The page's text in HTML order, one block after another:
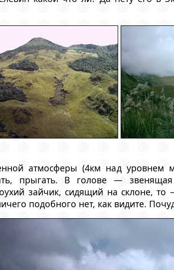
атмосферы (4км над уровнем
прыгать. В голове —
зайчик, сидящий на склоне,
подобного нет, как видите.